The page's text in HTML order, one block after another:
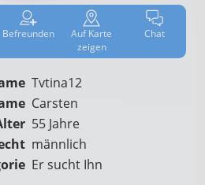
Befreun­den AufKarte
zeigen
Chat
Tvtina12
Carsten
55 Jahre
männlich
Er sucht Ihn